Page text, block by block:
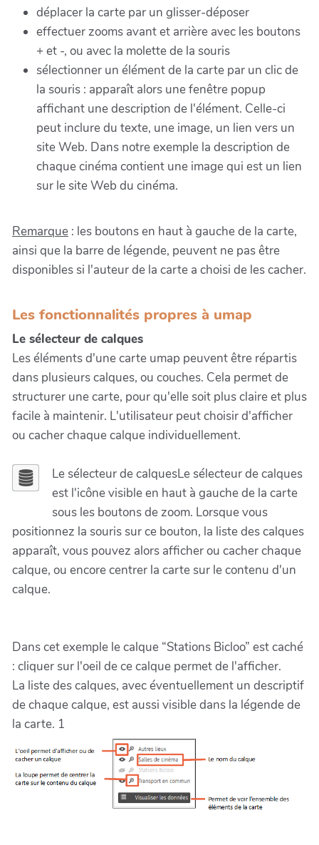
déplacer la carte par un glisser-déposer
effectuer zooms avant et arrière avec les boutons
+ et -, ou avec la molette de la souris
sélectionner un élément de la carte par un clic de
la souris : apparaît alors une fenêtre popup
affichant une description de l'élément. Celle-ci
peut inclure du texte, une image, un lien vers un
site Web. Dans notre exemple la description de
chaque cinéma contient une image qui est un lien
sur le site Web du cinéma.
Remarque : les boutons en haut à gauche de la carte,
ainsi que la barre de légende, peuvent ne pas être
disponibles si l'auteur de la carte a choisi de les cacher.
Les fonctionnalités propres à umap
Le sélecteur de calques
Les éléments d'une carte umap peuvent être répartis
dans plusieurs calques, ou couches. Cela permet de
structurer une carte, pour qu'elle soit plus claire et plus
facile à maintenir. L'utilisateur peut choisir d'afficher
ou cacher chaque calque individuellement.
Le sélecteur de calquesLe sélecteur de calques
est l'icône visible en haut à gauche de la carte
sous les boutons de zoom. Lorsque vous
positionnez la souris sur ce bouton, la liste des calques
apparaît, vous pouvez alors afficher ou cacher chaque
calque, ou encore centrer la carte sur le contenu d'un
calque.
Dans cet exemple le calque “Stations Bicloo” est caché
: cliquer sur l'oeil de ce calque permet de l'afficher.
La liste des calques, avec éventuellement un descriptif
de chaque calque, est aussi visible dans la légende de
la carte. 1